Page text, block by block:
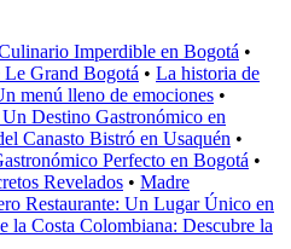
Imperdible en Bogotá •
Grand Bogotá • La historia de
menú lleno de emociones •
Destino Gastronómico en
Canasto Bistró en Usaquén •
Perfecto en Bogotá •
Revelados • Madre
Restaurante: Un Lugar Único en
la Costa Colombiana: Descubre la